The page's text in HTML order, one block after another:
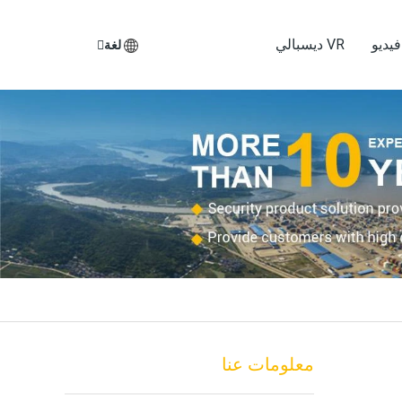
VR ديسبالي لغة
معلومات عنا